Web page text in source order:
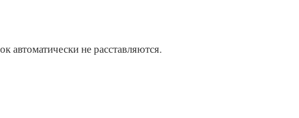
автоматически не расставляются.